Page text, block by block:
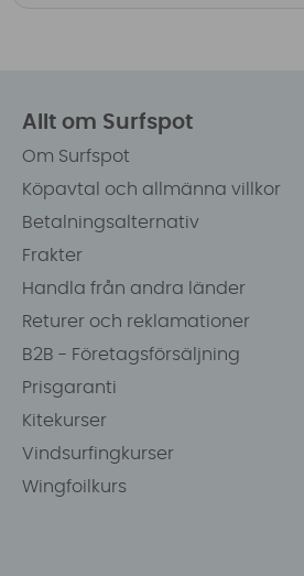
Allt om Surfspot
Om Surfspot
Köpavtal och allmänna villkor
Betalningsalternativ
Frakter
Handla från andra länder
Returer och reklamationer
B2B - Företagsförsäljning
Prisgaranti
Kitekurser
Vindsurfingkurser
Wingfoilkurs